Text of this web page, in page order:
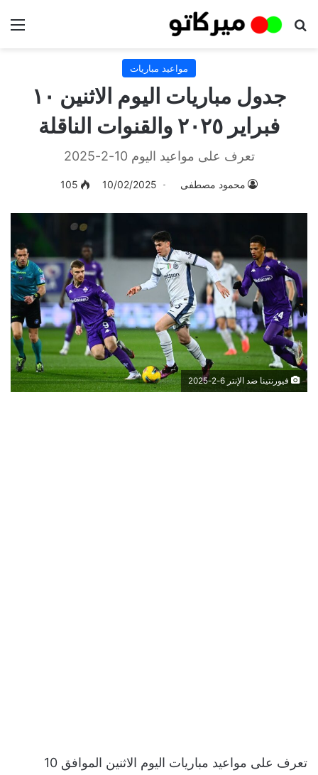
بحث عن
مواعيد مباريات
جدول مباريات اليوم الاثنين ١٠
فبراير ٢٠٢٥ والقنوات الناقلة
تعرف على مواعيد اليوم 10-2-2025
محمود مصطفى 10/02/2025
105
فيورنتينا ضد الإنتر 6-2-2025
تعرف على مواعيد مباريات اليوم الاثنين الموافق 10